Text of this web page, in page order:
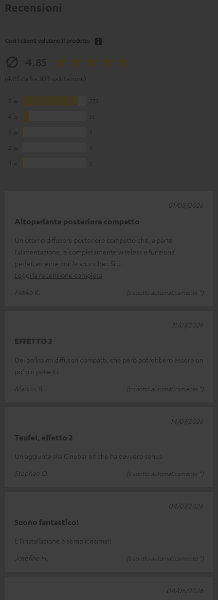
Così i clienti valutano il prodotto
Altoparlante posteriore compatto
Un ottimo diffusore posteriore compatto che, a parte
l'alimentazione, è completamente wireless e funziona
perfettamente con la soundbar. Si
Leggi la recensione completa
Fokke R.
(tradotto automaticamente *)
01/08/2026
EFFETTO 2
Dei bellissimi diffusori compatti, che però potrebbero essere un
po’ più potenti.
Marcus B.
(tradotto automaticamente *)
31/07/2026
Teufel, effetto 2
Un'aggiunta alla Cinebar elf che ha davvero senso
Stephan O.
(tradotto automaticamente *)
14/07/2026
Suono fantastico!
E l'installazione è semplicissima!!
Josefine H.
(tradotto automaticamente *)
04/07/2026
04/06/2026